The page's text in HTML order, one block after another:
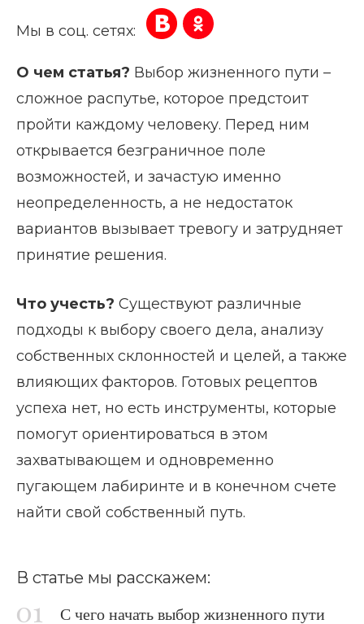
Мы в соц. сетях:
О чем статья? Выбор жизненного пути –
сложное распутье, которое предстоит
пройти каждому человеку. Перед ним
открывается безграничное поле
возможностей, и зачастую именно
неопределенность, а не недостаток
вариантов вызывает тревогу и затрудняет
принятие решения.
Что учесть? Существуют различные
подходы к выбору своего дела, анализу
собственных склонностей и целей, а также
влияющих факторов. Готовых рецептов
успеха нет, но есть инструменты, которые
помогут ориентироваться в этом
захватывающем и одновременно
пугающем лабиринте и в конечном счете
найти свой собственный путь.
В статье мы расскажем:
С чего начать выбор жизненного пути